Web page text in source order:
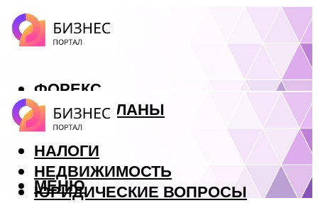
ФОРЕКС
БИЗНЕС ПЛАНЫ
КРЕДИТЫ
НАЛОГИ
НЕДВИЖИМОСТЬ
ЮРИДИЧЕСКИЕ ВОПРОСЫ
МЕНЮ